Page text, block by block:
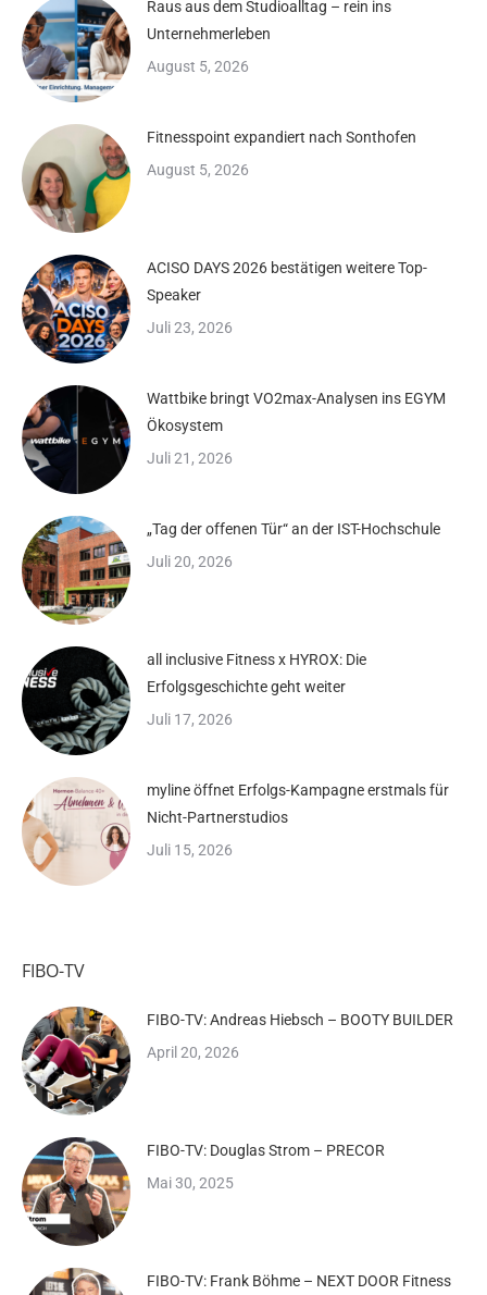
Raus aus dem Studioalltag – rein ins
Unternehmerleben
August 5, 2026
Fitnesspoint expandiert nach Sonthofen
August 5, 2026
ACISO DAYS 2026 bestätigen weitere Top-
Speaker
Juli 23, 2026
Wattbike bringt VO2max-Analysen ins EGYM
Ökosystem
Juli 21, 2026
„Tag der offenen Tür“ an der IST-Hochschule
Juli 20, 2026
all inclusive Fitness x HYROX: Die
Erfolgsgeschichte geht weiter
Juli 17, 2026
myline öffnet Erfolgs-Kampagne erstmals für
Nicht-Partnerstudios
Juli 15, 2026
FIBO-TV
FIBO-TV: Andreas Hiebsch – BOOTY BUILDER
April 20, 2026
FIBO-TV: Douglas Strom – PRECOR
Mai 30, 2025
FIBO-TV: Frank Böhme – NEXT DOOR Fitness